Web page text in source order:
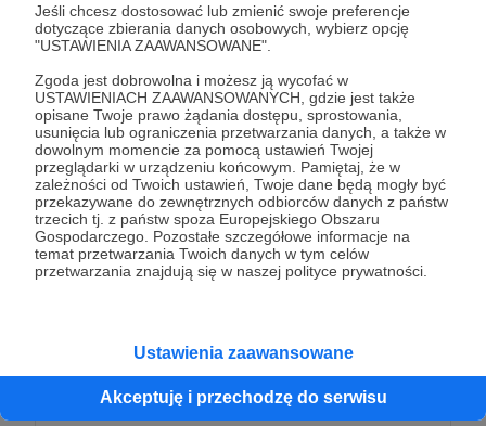
Jeśli chcesz dostosować lub zmienić swoje preferencje
dotyczące zbierania danych osobowych, wybierz opcję
"USTAWIENIA ZAAWANSOWANE".
Zgoda jest dobrowolna i możesz ją wycofać w
USTAWIENIACH ZAAWANSOWANYCH, gdzie jest także
opisane Twoje prawo żądania dostępu, sprostowania,
usunięcia lub ograniczenia przetwarzania danych, a także w
dowolnym momencie za pomocą ustawień Twojej
przeglądarki w urządzeniu końcowym. Pamiętaj, że w
zależności od Twoich ustawień, Twoje dane będą mogły być
przekazywane do zewnętrznych odbiorców danych z państw
trzecich tj. z państw spoza Europejskiego Obszaru
Gospodarczego. Pozostałe szczegółowe informacje na
temat przetwarzania Twoich danych w tym celów
przetwarzania znajdują się w naszej polityce prywatności.
Ustawienia zaawansowane
Akceptuję i przechodzę do serwisu
100 zł miesięcznie
Bardzo się cieszę, że pragniesz mnie wspierać. To
zaszczyt móc pracować wiedząc, że nie działam
sama, ale mam przyjaciół. Dziękuję, że dostrzegasz
wartość w tym, co robię.
Co tydzień otrzymasz ode mnie inspirujący mail, w
Wyślę Ci również szkolenie audio 4 KLUCZE DO
ŻYCIA PEŁNEGO PASJI - strategie ludzi, którzy
żyją blisko Boga.